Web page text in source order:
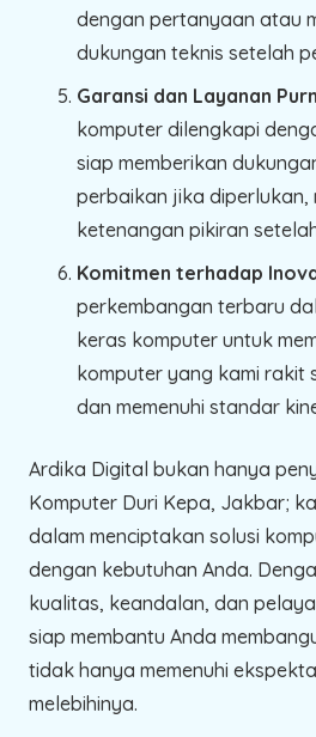
dengan pertanyaan atau
dukungan teknis setelah
Garansi dan Layanan
komputer dilengkapi
siap memberikan
perbaikan jika diperlukan,
ketenangan pikiran
Komitmen terhadap
perkembangan terbaru
keras komputer untuk
komputer yang kami rakit
dan memenuhi standar
Ardika Digital bukan hanya
Komputer Duri Kepa, Jakbar;
dalam menciptakan solusi
dengan kebutuhan Anda.
kualitas, keandalan, dan
siap membantu Anda
tidak hanya memenuhi
melebihinya.